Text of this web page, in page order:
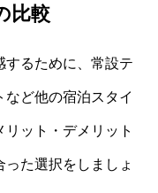
比較
するために、常設テ
ど他の宿泊スタイ
ット・デメリット
た選択をしましょ